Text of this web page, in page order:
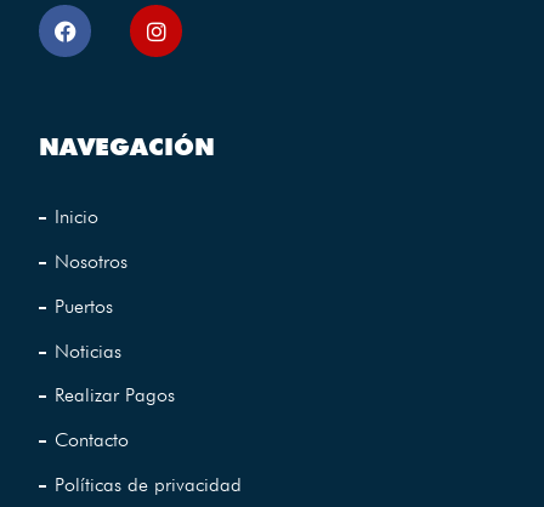
NAVEGACIÓN
Inicio
Nosotros
Puertos
Noticias
Realizar Pagos
Contacto
Políticas de privacidad